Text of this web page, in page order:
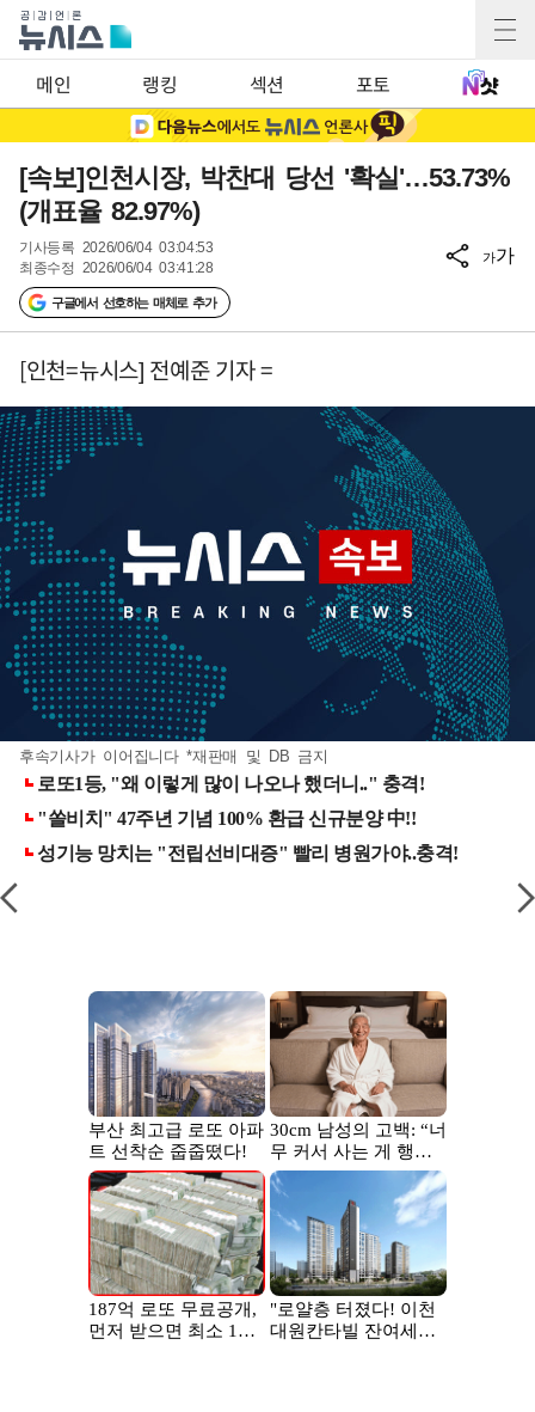
메인 랭킹 섹션 포토
[속보]인천시장, 박찬대 당선 '확실'…53.73%
(개표율 82.97%)
기사등록 2026/06/04 03:04:53
최종수정 2026/06/04 03:41:28
구글에서 선호하는 매체로 추가
가가
[인천=뉴시스] 전예준 기자 =
후속기사가 이어집니다 *재판매 및 DB 금지